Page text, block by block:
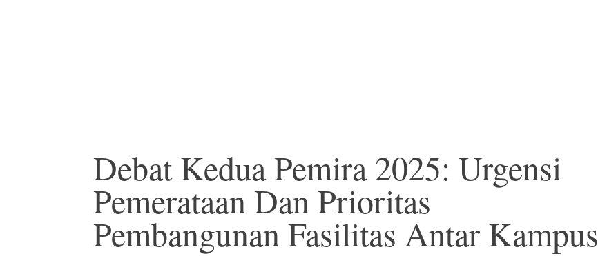
Debat Kedua Pemira 2025: Urgensi
Pemerataan Dan Prioritas
Pembangunan Fasilitas Antar Kampus